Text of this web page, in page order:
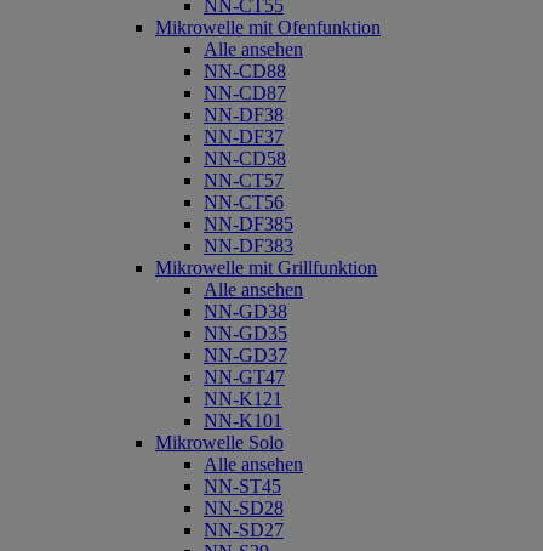
NN-CT55
Mikrowelle mit Ofenfunktion
Alle ansehen
NN-CD88
NN-CD87
NN-DF38
NN-DF37
NN-CD58
NN-CT57
NN-CT56
NN-DF385
NN-DF383
Mikrowelle mit Grillfunktion
Alle ansehen
NN-GD38
NN-GD35
NN-GD37
NN-GT47
NN-K121
NN-K101
Mikrowelle Solo
Alle ansehen
NN-ST45
NN-SD28
NN-SD27